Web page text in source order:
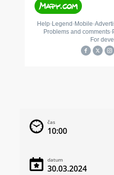
čas
10:00
datum
30.03.2024